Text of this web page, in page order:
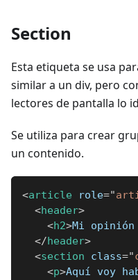
Section
Esta etiqueta se usa
similar a un div, pero
lectores de pantalla lo
Se utiliza para crear
un contenido.
<article role="
<header>
<h2>Mi opinión
</header>
<section class="
<p>Aquí voy